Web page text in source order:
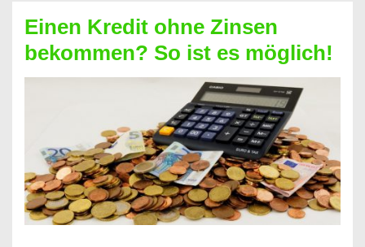
Festvertrag
für
jeden
erfahren
Sie
es
Einen Kredit ohne Zinsen
bekommen? So ist es möglich!